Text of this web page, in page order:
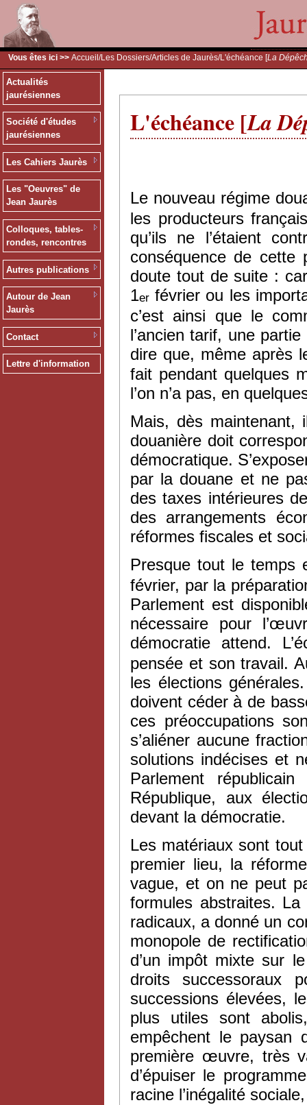
Vous êtes ici >> Accueil /Les Dossiers/Articles de Jaurès/L'échéance [La
Actualités
jaurésiennes
Société d'études
jaurésiennes
Les Cahiers Jaurès
Les "Oeuvres" de
Jean Jaurès
Colloques, tables-
rondes, rencontres
Autres publications
Autour de Jean
Jaurès
Contact
Lettre d'information
L'échéance [La
Le nouveau régime
les producteurs
qu’ils ne l’étaient
conséquence de
doute tout de suite :
1er février ou les
c’est ainsi que le
l’ancien tarif, une
dire que, même après
fait pendant quelques
l’on n’a pas, en
Mais, dès maintenant,
douanière doit
démocratique.
par la douane et ne
des taxes intérieures
des arrangements
réformes fiscales et
Presque tout le temps
février, par la
Parlement est
nécessaire pour
démocratie attend.
pensée et son travail.
les élections
doivent céder à de
ces préoccupations
s’aliéner aucune
solutions indécises et
Parlement
République, aux
devant la démocratie.
Les matériaux sont
premier lieu, la
vague, et on ne peut
formules abstraites.
radicaux, a donné un
monopole de
d’un impôt mixte sur
droits successoraux
successions élevées,
plus utiles sont
empêchent le paysan
première œuvre, très
d’épuiser le
racine l’inégalité